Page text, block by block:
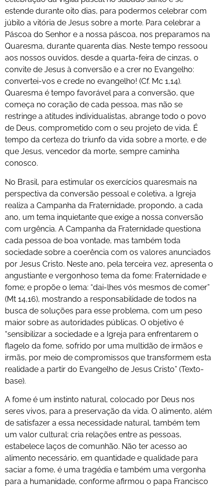
estende durante oito dias, para podermos celebrar com
júbilo a vitória de Jesus sobre a morte. Para celebrar a
Páscoa do Senhor e a nossa páscoa, nos preparamos na
Quaresma, durante quarenta dias. Neste tempo ressoou
aos nossos ouvidos, desde a quarta-feira de cinzas, o
convite de Jesus à conversão e a crer no Evangelho:
convertei-vos e crede no evangelho! (Cf. Mc 1,14).
Quaresma é tempo favorável para a conversão, que
começa no coração de cada pessoa, mas não se
restringe a atitudes individualistas, abrange todo o povo
de Deus, comprometido com o seu projeto de vida. É
tempo da certeza do triunfo da vida sobre a morte, e de
que Jesus, vencedor da morte, sempre caminha
conosco.
No Brasil, para estimular os exercícios quaresmais na
perspectiva da conversão pessoal e coletiva, a Igreja
realiza a Campanha da Fraternidade, propondo, a cada
ano, um tema inquietante que exige a nossa conversão
com urgência. A Campanha da Fraternidade questiona
cada pessoa de boa vontade, mas também toda
sociedade sobre a coerência com os valores anunciados
por Jesus Cristo. Neste ano, pela terceira vez, apresenta o
angustiante e vergonhoso tema da fome: Fraternidade e
fome; e propõe o lema: “dai-lhes vós mesmos de comer”
(Mt 14,16), mostrando a responsabilidade de todos na
busca de soluções para esse problema, com um peso
maior sobre as autoridades públicas. O objetivo é
“sensibilizar a sociedade e a Igreja para enfrentarem o
flagelo da fome, sofrido por uma multidão de irmãos e
irmãs, por meio de compromissos que transformem esta
realidade a partir do Evangelho de Jesus Cristo” (Texto-
base).
A fome é um instinto natural, colocado por Deus nos
seres vivos, para a preservação da vida. O alimento, além
de satisfazer a essa necessidade natural, também tem
um valor cultural: cria relações entre as pessoas,
estabelece laços de comunhão. Não ter acesso ao
alimento necessário, em quantidade e qualidade para
saciar a fome, é uma tragédia e também uma vergonha
para a humanidade, conforme afirmou o papa Francisco